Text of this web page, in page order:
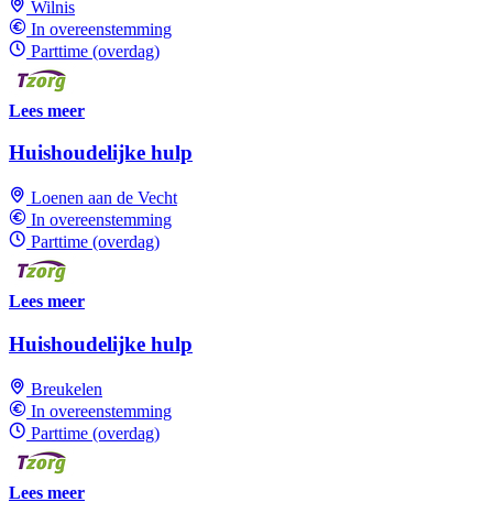
Wilnis
In overeenstemming
Parttime (overdag)
Lees meer
Huishoudelijke hulp
Loenen aan de Vecht
In overeenstemming
Parttime (overdag)
Lees meer
Huishoudelijke hulp
Breukelen
In overeenstemming
Parttime (overdag)
Lees meer